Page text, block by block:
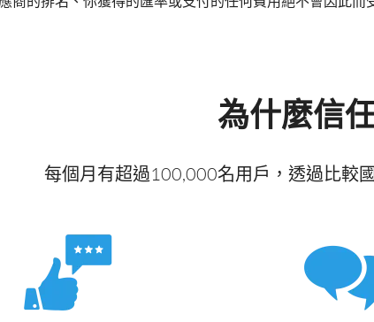
為什麼信
每個月有超過100,000名用戶，透過比較